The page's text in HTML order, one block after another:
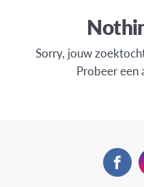
Sorry, jouw
Probeer een